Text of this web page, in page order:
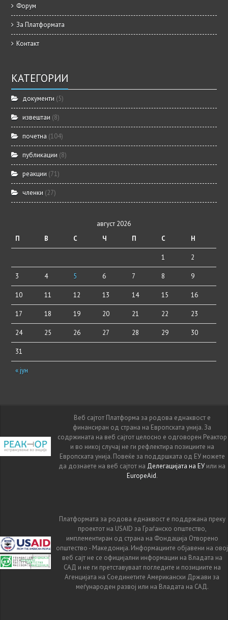
Форум
За Платформата
Контакт
КАТЕГОРИИ
документи (5)
извештаи (8)
почетна (104)
публикации (8)
реакции (71)
членки (27)
август 2026
П
В С Ч П С Н
« јун
1 2
3 4 5 6 7 8 9
10 11 12 13 14 15 16
17 18 19 20 21 22 23
24 25 26 27 28 29 30
31
Веб сајтот Платформа за родова еднаквост е
финансиран од страна на Европската унија. За
содржината на веб сајтот целосно е одговорен Реактор
и во никој случај не ги рефлектира позициите на
Европската унија. Повеќе за поддршката од ЕУ можете
да дознаете на веб сајтот на Делегацијата на ЕУ или на
EuropeAid.
Платформата за родова еднаквост е поддржана преку
проектот на USAID за Граѓанско општество,
имплементиран од страна на Фондација Отворено
општество - Македонија. Информациите објавени на овој
веб сајт не се официјални информации на Владата на
САД и не ги претставуваат погледите и позициите на
Агенцијата на Соединетите Американски Држави за
меѓународен развој или на Владата на САД.